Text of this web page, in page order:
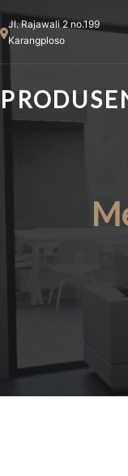
to
content
Jl. Rajawali 2 no.199
Karangploso